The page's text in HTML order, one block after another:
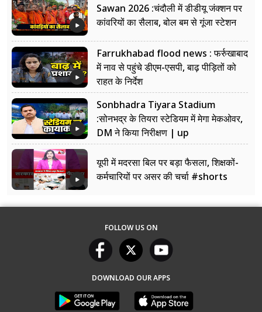
Sawan 2026 :चंदौली में डीडीयू जंक्शन पर
कांवरियों का सैलाब, बोल बम से गूंजा स्टेशन
Farrukhabad flood news : फर्रुखाबाद
में नाव से पहुंचे डीएम-एसपी, बाढ़ पीड़ितों को
राहत के निर्देश
Sonbhadra Tiyara Stadium
:सोनभद्र के तियरा स्टेडियम में मेगा मेकओवर,
DM ने किया निरीक्षण | up
यूपी में मदरसा बिल पर बड़ा फैसला, शिक्षकों-
कर्मचारियों पर असर की चर्चा #shorts
FOLLOW US ON
DOWNLOAD OUR APPS